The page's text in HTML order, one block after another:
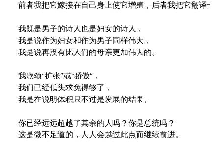
前者我把它嫁接在自己身上使它增殖，后者我把它翻译一
我既是男子的诗人也是妇女的诗人，
我是说作为妇女和作为男子同样伟大，
我是说再没有比人们的母亲更加伟大的。
我歌颂“扩张”或“骄傲”，
我们已经低头求免得够了，
我是在说明体积只不过是发展的结果。
你已经远远超越了其余的人吗？你是总统吗？
这是微不足道的，人人会越过此点而继续前进。